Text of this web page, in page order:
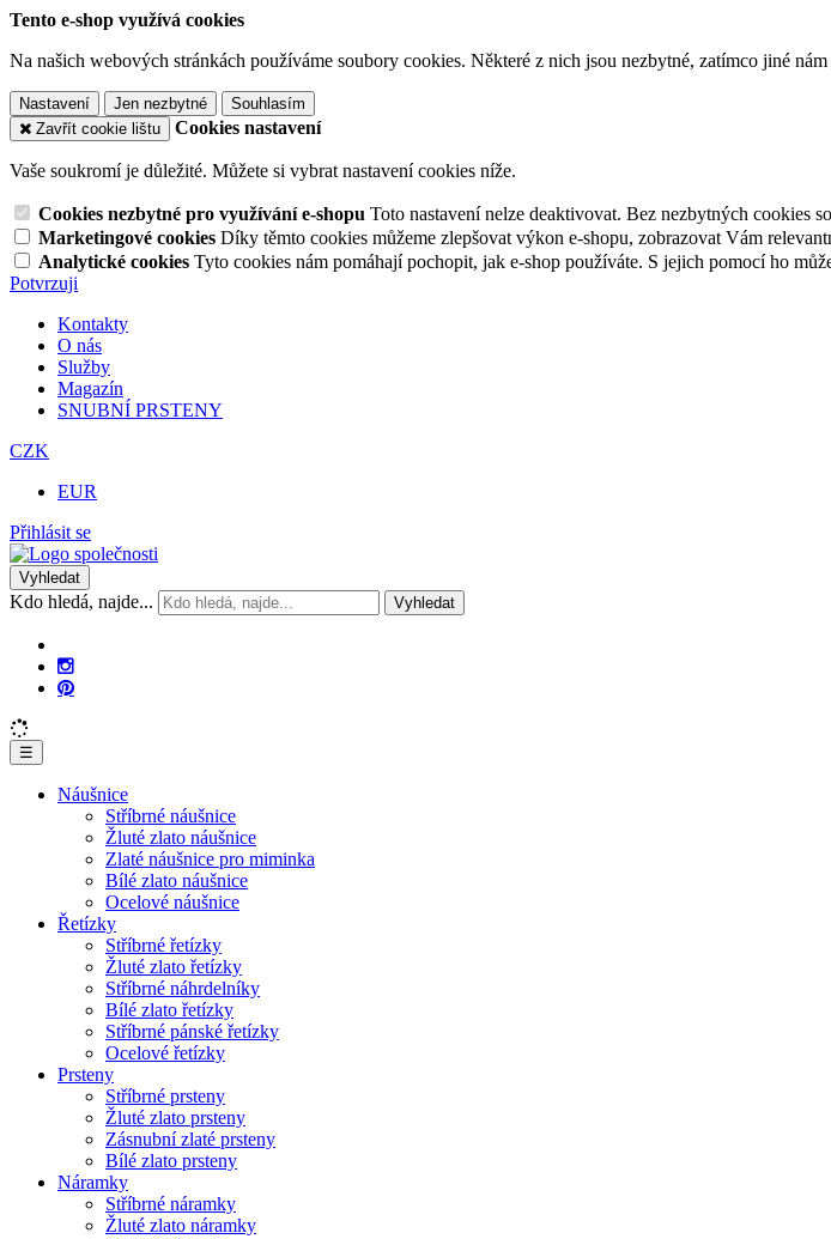
Tento e-shop využívá cookies
Na našich webových stránkách používáme soubory cookies. Některé z nich jsou nezbytné, zatímco jiné
Nastavení Jen nezbytné
Souhlasím
Zavřít cookie lištu
Cookies nastavení
Vaše soukromí je důležité. Můžete si vybrat nastavení cookies níže.
Cookies nezbytné pro využívání e-shopu Toto nastavení nelze deaktivovat. Bez nezbytných cookies
Marketingové cookies Díky těmto cookies můžeme zlepšovat výkon e-shopu, zobrazovat Vám
Analytické cookies Tyto cookies nám pomáhají pochopit, jak e-shop používáte. S jejich pomocí ho
Potvrzuji
Kontakty
O nás
Služby
Magazín
SNUBNÍ PRSTENY
CZK
EUR
Přihlásit se
Vyhledat
Kdo hledá, najde... Vyhledat
☰
Náušnice
Stříbrné náušnice
Žluté zlato náušnice
Zlaté náušnice pro miminka
Bílé zlato náušnice
Ocelové náušnice
Řetízky
Stříbrné řetízky
Žluté zlato řetízky
Stříbrné náhrdelníky
Bílé zlato řetízky
Stříbrné pánské řetízky
Ocelové řetízky
Prsteny
Stříbrné prsteny
Žluté zlato prsteny
Zásnubní zlaté prsteny
Bílé zlato prsteny
Náramky
Stříbrné náramky
Žluté zlato náramky